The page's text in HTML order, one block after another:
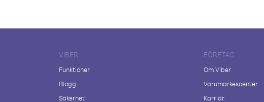
VIBER
Funktioner
Blogg
Säkerhet
FÖRETAG
Om Viber
Varumärkescenter
Karriär